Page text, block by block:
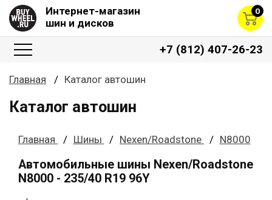
Интернет-магазин
шин и дисков
0
+7 (812) 407-26-23
Главная Каталог автошин
Каталог автошин
Главная Шины Nexen/Roadstone N8000
Автомобильные шины Nexen/Roadstone
N8000 - 235/40 R19 96Y